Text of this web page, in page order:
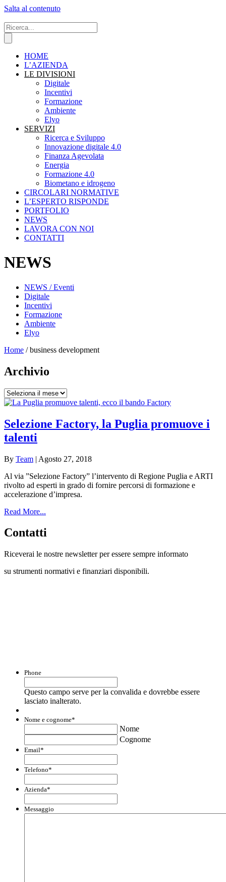
Salta al contenuto
HOME
L’AZIENDA
LE DIVISIONI
Digitale
Incentivi
Formazione
Ambiente
Elyo
SERVIZI
Ricerca e Sviluppo
Innovazione digitale 4.0
Finanza Agevolata
Energia
Formazione 4.0
Biometano e idrogeno
CIRCOLARI NORMATIVE
L’ESPERTO RISPONDE
PORTFOLIO
NEWS
LAVORA CON NOI
CONTATTI
NEWS
NEWS / Eventi
Digitale
Incentivi
Formazione
Ambiente
Elyo
Home /business development
Archivio
Archivio
Selezione Factory, la Puglia promuove i
talenti
By Team | Agosto 27, 2018
Al via ”Selezione Factory” l’intervento di Regione Puglia e ARTI
rivolto ad esperti in grado di fornire percorsi di formazione e
accelerazione d’impresa.
Read More...
Contatti
Riceverai le nostre newsletter per essere sempre informato
su strumenti normativi e finanziari disponibili.
Phone
Questo campo serve per la convalida e dovrebbe essere
lasciato inalterato.
Nome e cognome*
Nome
Cognome
Email*
Telefono*
Azienda*
Messaggio